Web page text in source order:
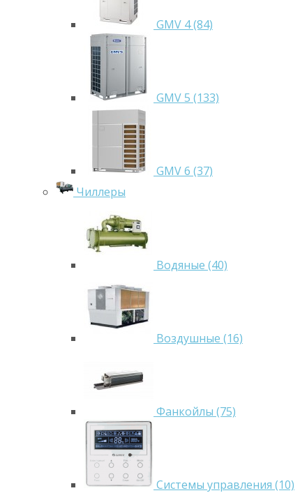
GMV 4 (84)
GMV 5 (133)
GMV 6 (37)
Чиллеры
Водяные (40)
Воздушные (16)
Фанкойлы (75)
Системы управления (10)